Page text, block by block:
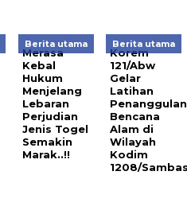
Berita utama
Merasa
Kebal
Hukum
Menjelang
Lebaran
Perjudian
Jenis Togel
Semakin
Marak..!!
Berita utama
Korem
121/Abw
Gelar
Latihan
Bencana
Alam di
Wilayah
Kodim
1208/